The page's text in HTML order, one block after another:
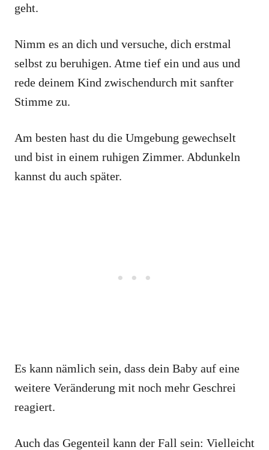
geht.
Nimm es an dich und versuche, dich erstmal
selbst zu beruhigen. Atme tief ein und aus und
rede deinem Kind zwischendurch mit sanfter
Stimme zu.
Am besten hast du die Umgebung gewechselt
und bist in einem ruhigen Zimmer. Abdunkeln
kannst du auch später.
Es kann nämlich sein, dass dein Baby auf eine
weitere Veränderung mit noch mehr Geschrei
reagiert.
Auch das Gegenteil kann der Fall sein: Vielleicht